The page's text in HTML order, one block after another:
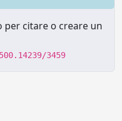
citare o creare un
3459